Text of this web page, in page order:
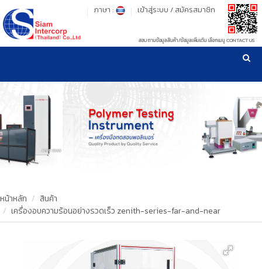
รู้ลึก รู้จริง เรื่องเครื่องมือทดสอบวัสดุ ! ยืน 1 เรื่องมาตรฐานการให้บริการ
เข้าสู่ระบบ / สมัครสมาชิก
ภาษา :
สอบถามข้อมูลสินค้า/ข้อมูลเพิ่มเติม เลือกเมนู CONTACT US
NEW WEBSITE
HOME
PRODUCT
OUR WORKS
CALIBRATION
หน้าหลัก
สินค้า
เครื่องอบความร้อนอย่างรวดเร็ว zenith-series-far-and-near